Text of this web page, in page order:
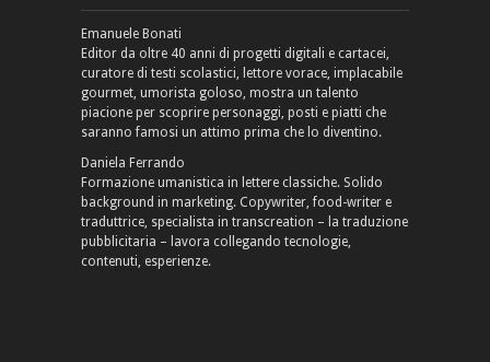
Emanuele Bonati
Editor da oltre 40 anni di progetti digitali e cartacei,
curatore di testi scolastici, lettore vorace, implacabile
gourmet, umorista goloso, mostra un talento
piacione per scoprire personaggi, posti e piatti che
saranno famosi un attimo prima che lo diventino.
Daniela Ferrando
Formazione umanistica in lettere classiche. Solido
background in marketing. Copywriter, food-writer e
traduttrice, specialista in transcreation – la traduzione
pubblicitaria – lavora collegando tecnologie,
contenuti, esperienze.